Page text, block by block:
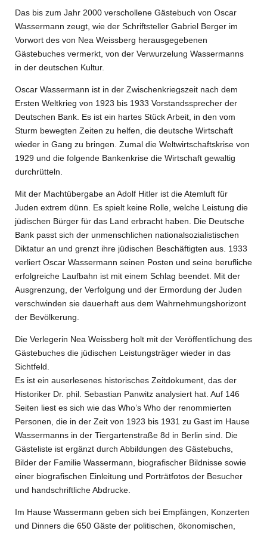
Das bis zum Jahr 2000 verschollene Gästebuch von Oscar
Wassermann zeugt, wie der Schriftsteller Gabriel Berger im
Vorwort des von Nea Weissberg herausgegebenen
Gästebuches vermerkt, von der Verwurzelung Wassermanns
in der deutschen Kultur.
Oscar Wassermann ist in der Zwischenkriegszeit nach dem
Ersten Weltkrieg von 1923 bis 1933 Vorstandssprecher der
Deutschen Bank. Es ist ein hartes Stück Arbeit, in den vom
Sturm bewegten Zeiten zu helfen, die deutsche Wirtschaft
wieder in Gang zu bringen. Zumal die Weltwirtschaftskrise von
1929 und die folgende Bankenkrise die Wirtschaft gewaltig
durchrütteln.
Mit der Machtübergabe an Adolf Hitler ist die Atemluft für
Juden extrem dünn. Es spielt keine Rolle, welche Leistung die
jüdischen Bürger für das Land erbracht haben. Die Deutsche
Bank passt sich der unmenschlichen nationalsozialistischen
Diktatur an und grenzt ihre jüdischen Beschäftigten aus. 1933
verliert Oscar Wassermann seinen Posten und seine berufliche
erfolgreiche Laufbahn ist mit einem Schlag beendet. Mit der
Ausgrenzung, der Verfolgung und der Ermordung der Juden
verschwinden sie dauerhaft aus dem Wahrnehmungshorizont
der Bevölkerung.
Die Verlegerin Nea Weissberg holt mit der Veröffentlichung des
Gästebuches die jüdischen Leistungsträger wieder in das
Sichtfeld.
Es ist ein auserlesenes historisches Zeitdokument, das der
Historiker Dr. phil. Sebastian Panwitz analysiert hat. Auf 146
Seiten liest es sich wie das Who’s Who der renommierten
Personen, die in der Zeit von 1923 bis 1931 zu Gast im Hause
Wassermanns in der Tiergartenstraße 8d in Berlin sind. Die
Gästeliste ist ergänzt durch Abbildungen des Gästebuchs,
Bilder der Familie Wassermann, biografischer Bildnisse sowie
einer biografischen Einleitung und Porträtfotos der Besucher
und handschriftliche Abdrucke.
Im Hause Wassermann geben sich bei Empfängen, Konzerten
und Dinners die 650 Gäste der politischen, ökonomischen,